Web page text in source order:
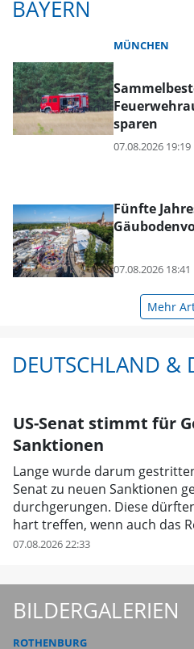
BAYERN
MÜNCHEN
sparen
07.08.2026 19:19
Fünfte
07.08.2026 18:41
Mehr
DEUTSCHLAND &
US-Senat stimmt für
Sanktionen
Lange wurde darum
Senat zu neuen Sanktionen
durchgerungen. Diese
hart treffen, wenn auch das
mitgeht.
07.08.2026 22:33
BILDERGALERIEN
ROTHENBURG